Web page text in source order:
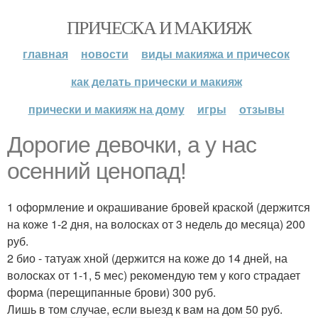
ПРИЧЕСКА И МАКИЯЖ
главная новости
виды макияжа и причесок
как делать прически и макияж
прически и макияж на дому
игры отзывы
Дорогие девочки, а у нас
осенний ценопад!
1 оформление и окрашивание бровей краской (держится
на коже 1-2 дня, на волосках от 3 недель до месяца) 200
руб.
2 био - татуаж хной (держится на коже до 14 дней, на
волосках от 1-1, 5 мес) рекомендую тем у кого страдает
форма (перещипанные брови) 300 руб.
Лишь в том случае, если выезд к вам на дом 50 руб.